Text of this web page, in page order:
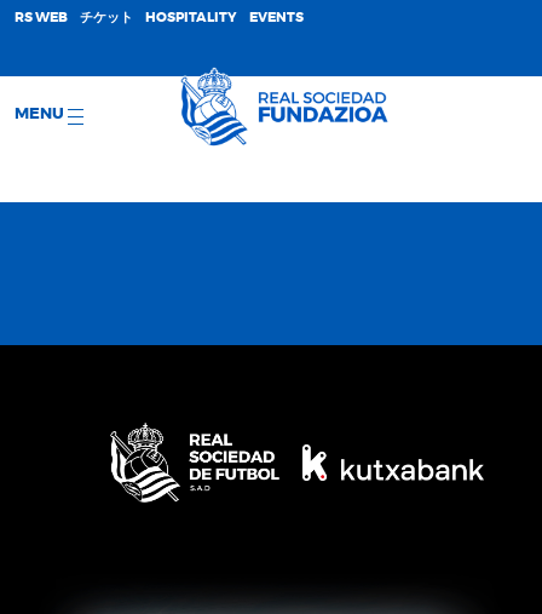
RS WEB チケット HOSPITALITY EVENTS
MENU